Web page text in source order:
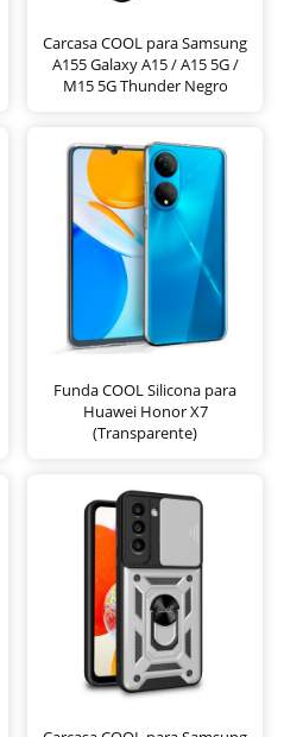
Carcasa COOL para Samsung
A155 Galaxy A15 / A15 5G /
M15 5G Thunder Negro
Funda COOL Silicona para
Huawei Honor X7
(Transparente)